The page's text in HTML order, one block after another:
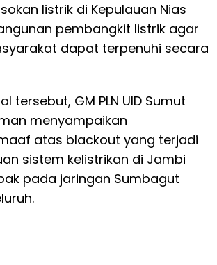
listrik di Kepulauan Nias
pembangkit listrik agar
dapat terpenuhi secara
tersebut, GM PLN UID Sumut
menyampaikan
atas blackout yang terjadi
sistem kelistrikan di Jambi
pada jaringan Sumbagut